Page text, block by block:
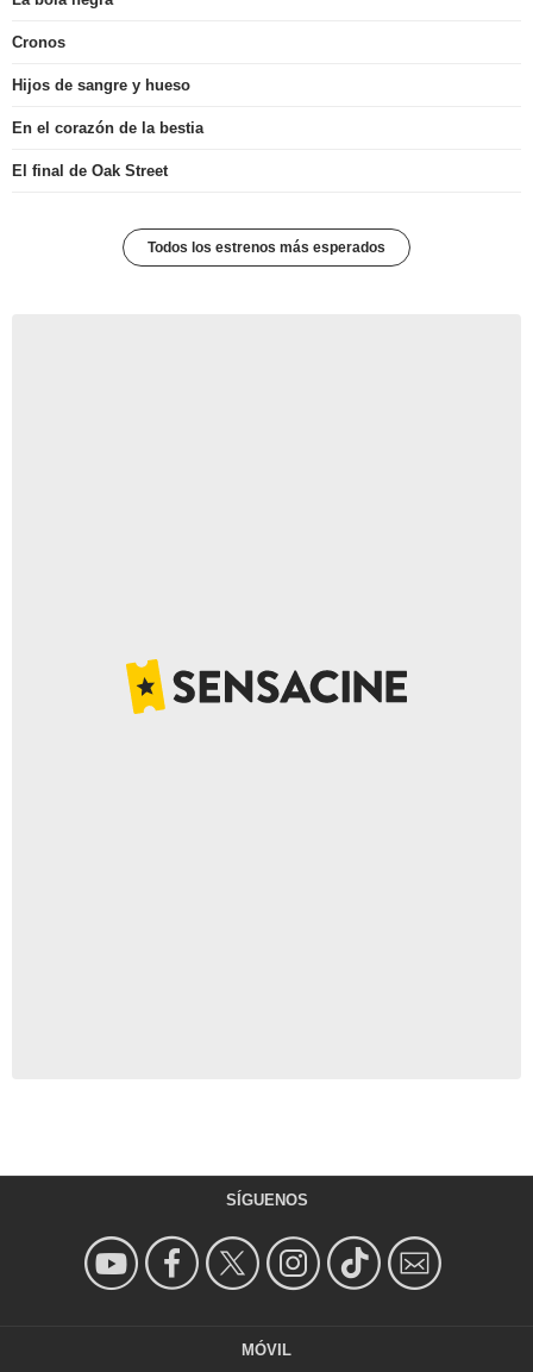
Cronos
Hijos de sangre y hueso
En el corazón de la bestia
El final de Oak Street
Todos los estrenos más esperados
SÍGUENOS
MÓVIL